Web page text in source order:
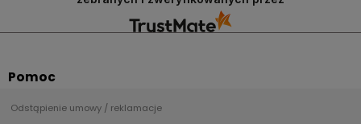
Pomoc
Odstąpienie umowy / reklamacje